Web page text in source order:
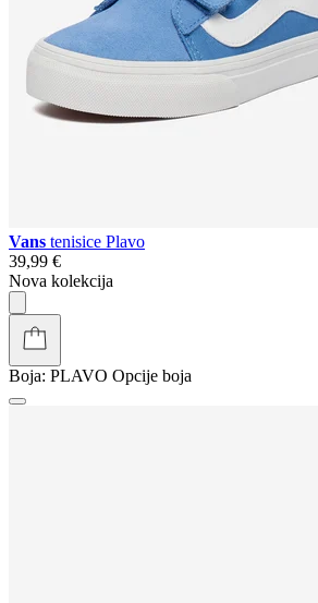
Vans tenisice Plavo
39,99 €
Nova kolekcija
Boja: PLAVO Opcije boja